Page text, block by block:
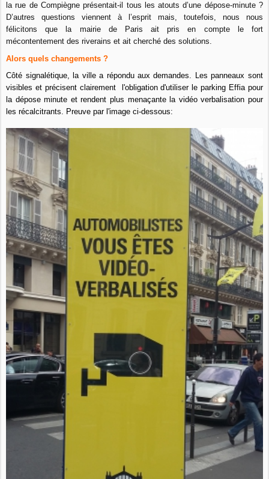
la rue de Compiègne présentait-il tous les atouts d’une dépose-minute ?
D’autres questions viennent à l’esprit mais, toutefois, nous nous
félicitons que la mairie de Paris ait pris en compte le fort
mécontentement des riverains et ait cherché des solutions.
Alors quels changements ?
Côté signalétique, la ville a répondu aux demandes. Les panneaux sont
visibles et précisent clairement l'obligation d'utiliser le parking Effia pour
la dépose minute et rendent plus menaçante la vidéo verbalisation pour
les récalcitrants. Preuve par l'image ci-dessous: